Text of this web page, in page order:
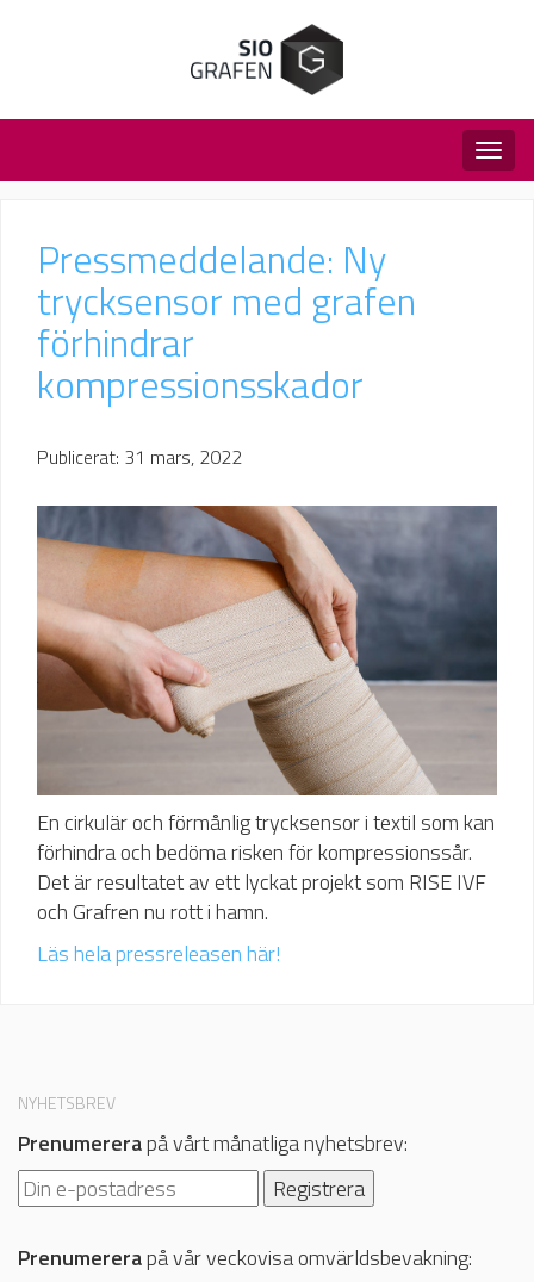
Pressmeddelande: Ny
trycksensor med grafen
förhindrar
kompressionsskador
Publicerat: 31 mars, 2022
En cirkulär och förmånlig trycksensor i textil som kan
förhindra och bedöma risken för kompressionssår.
Det är resultatet av ett lyckat projekt som RISE IVF
och Grafren nu rott i hamn.
Läs hela pressreleasen här!
NYHETSBREV
Prenumererapå vårt månatliga nyhetsbrev:
Prenumererapå vår veckovisa omvärldsbevakning: